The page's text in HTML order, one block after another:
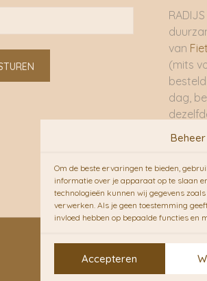
Om de beste ervaringen te bieden,
informatie over je apparaat op te slaan
technologieën kunnen wij gegevens
verwerken. Als je geen toestemming
invloed hebben op bepaalde functies en
Accepteren
van
(mits
dag,
dag.
op de